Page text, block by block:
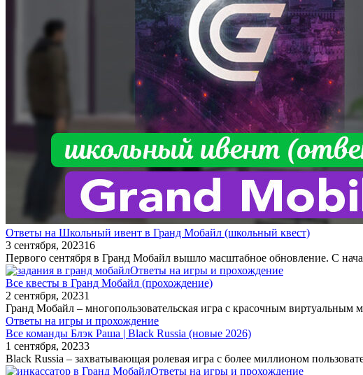
Ответы на Школьный ивент в Гранд Мобайл (школьный квест)
3 сентября, 202316
Первого сентября в Гранд Мобайл вышло масштабное обновление. С
Ответы на игры и прохождение
Все квесты в Гранд Мобайл (прохождение)
2 сентября, 20231
Гранд Мобайл – многопользовательская игра с красочным
Ответы на игры и прохождение
Все команды Блэк Раша | Black Russia (новые 2026)
1 сентября, 20233
Black Russia – захватывающая ролевая игра с более миллионом
Ответы на игры и прохождение